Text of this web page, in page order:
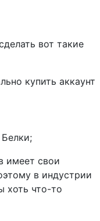
вот такие
купить аккаунт
имеет свои
в индустрии
хоть что-то